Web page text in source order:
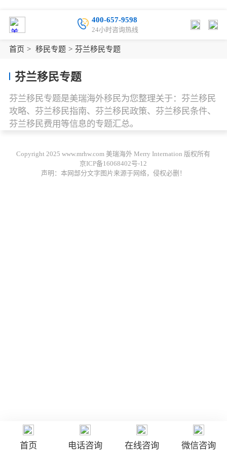
400-657-9598
24小时咨询热线
首页 > 移民专题 > 芬兰移民专题
芬兰移民专题
芬兰移民专题是美瑞海外移民为您整理关于：芬兰移民
攻略、芬兰移民指南、芬兰移民政策、芬兰移民条件、
芬兰移民费用等信息的专题汇总。
Copyright 2025 www.mrhw.com 美瑞海外 Merry Internation 版权所有
京ICP备16068402号-12
声明：本网部分文字图片来源于网络，侵权必删！
首页 电话咨询 在线咨询 微信咨询